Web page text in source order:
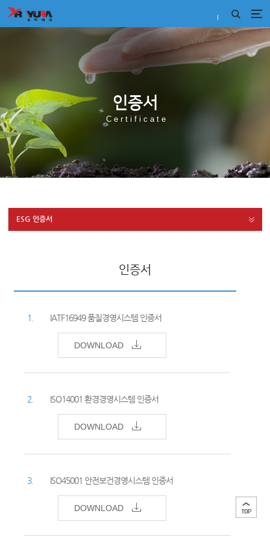
인증서
Certificate
ESG 인증서
인증서
1. IATF16949 품질경영시스템 인증서
DOWNLOAD
2. ISO14001 환경경영시스템 인증서
DOWNLOAD
3. ISO45001 안전보건경영시스템 인증서
DOWNLOAD